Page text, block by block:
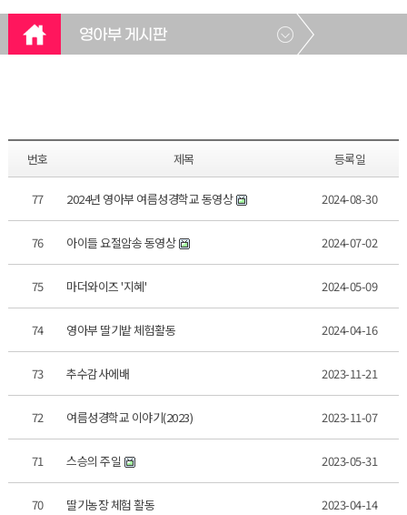
영아부 게시판
번호 제목 등록일
77 2024년 영아부 여름성경학교 동영상 2024-08-30
76 아이들 요절암송 동영상 2024-07-02
75 마더와이즈 '지혜' 2024-05-09
74 영아부 딸기밭 체험활동 2024-04-16
73 추수감사에배 2023-11-21
72 여름성경학교 이야기(2023) 2023-11-07
71 스승의 주일 2023-05-31
70 딸기농장 체험 활동 2023-04-14